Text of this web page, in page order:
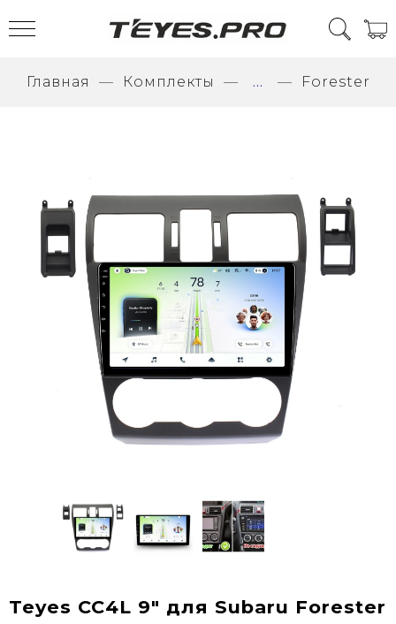
Главная Комплекты ... Forester
Teyes CC4L 9" для Subaru Forester